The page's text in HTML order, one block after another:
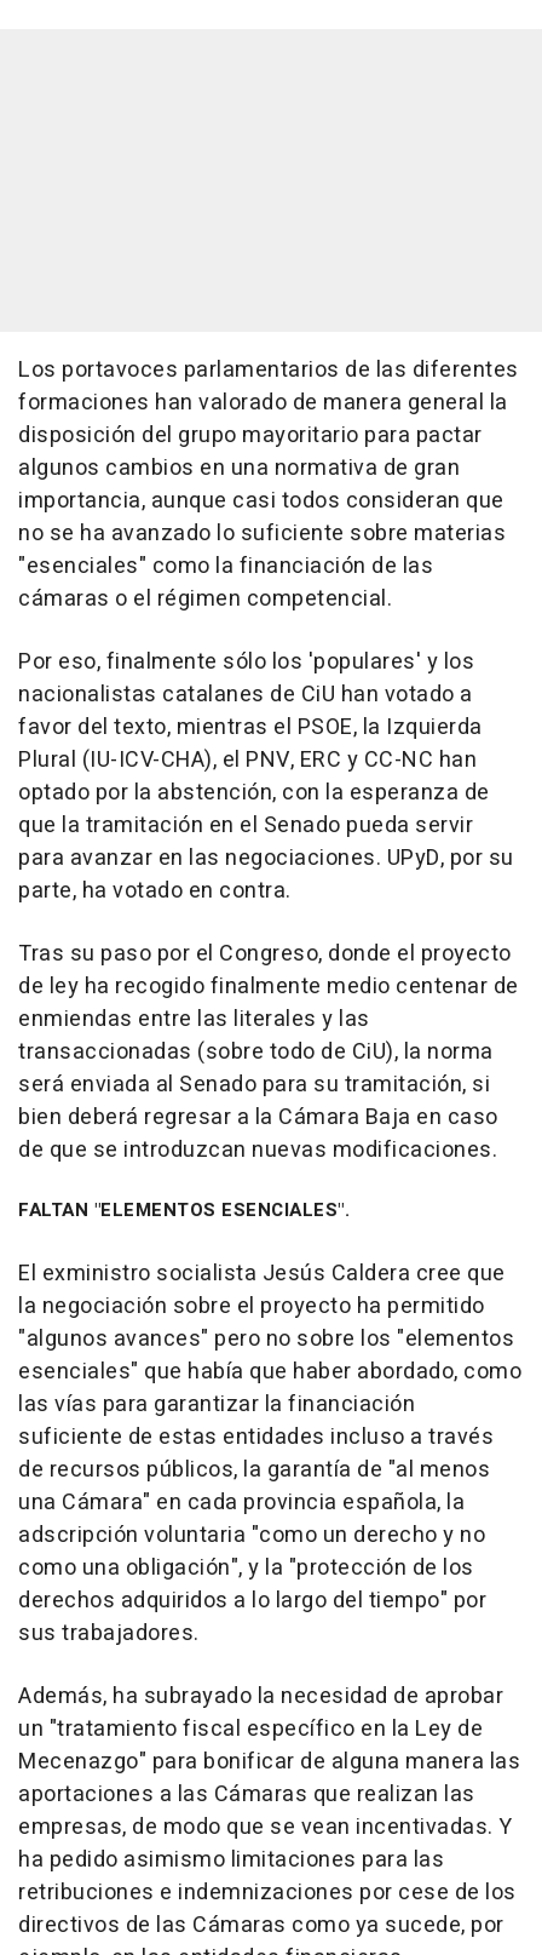
Los portavoces parlamentarios de las diferentes
formaciones han valorado de manera general la
disposición del grupo mayoritario para pactar
algunos cambios en una normativa de gran
importancia, aunque casi todos consideran que
no se ha avanzado lo suficiente sobre materias
"esenciales" como la financiación de las
cámaras o el régimen competencial.
Por eso, finalmente sólo los 'populares' y los
nacionalistas catalanes de CiU han votado a
favor del texto, mientras el PSOE, la Izquierda
Plural (IU-ICV-CHA), el PNV, ERC y CC-NC han
optado por la abstención, con la esperanza de
que la tramitación en el Senado pueda servir
para avanzar en las negociaciones. UPyD, por su
parte, ha votado en contra.
Tras su paso por el Congreso, donde el proyecto
de ley ha recogido finalmente medio centenar de
enmiendas entre las literales y las
transaccionadas (sobre todo de CiU), la norma
será enviada al Senado para su tramitación, si
bien deberá regresar a la Cámara Baja en caso
de que se introduzcan nuevas modificaciones.
FALTAN "ELEMENTOS ESENCIALES".
El exministro socialista Jesús Caldera cree que
la negociación sobre el proyecto ha permitido
"algunos avances" pero no sobre los "elementos
esenciales" que había que haber abordado, como
las vías para garantizar la financiación
suficiente de estas entidades incluso a través
de recursos públicos, la garantía de "al menos
una Cámara" en cada provincia española, la
adscripción voluntaria "como un derecho y no
como una obligación", y la "protección de los
derechos adquiridos a lo largo del tiempo" por
sus trabajadores.
Además, ha subrayado la necesidad de aprobar
un "tratamiento fiscal específico en la Ley de
Mecenazgo" para bonificar de alguna manera las
aportaciones a las Cámaras que realizan las
empresas, de modo que se vean incentivadas. Y
ha pedido asimismo limitaciones para las
retribuciones e indemnizaciones por cese de los
directivos de las Cámaras como ya sucede, por